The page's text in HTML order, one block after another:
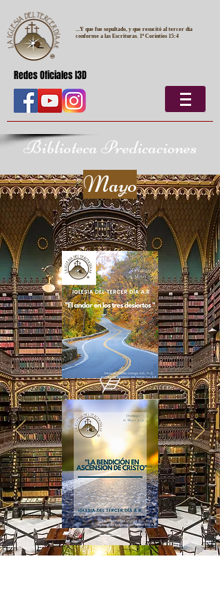
...Y que fue sepultado, y que resucitó al tercer día
conforme a las Escrituras. 1ª Corintios 15:4
Redes Oficiales I3D
Biblioteca Predicaciones
Mayo